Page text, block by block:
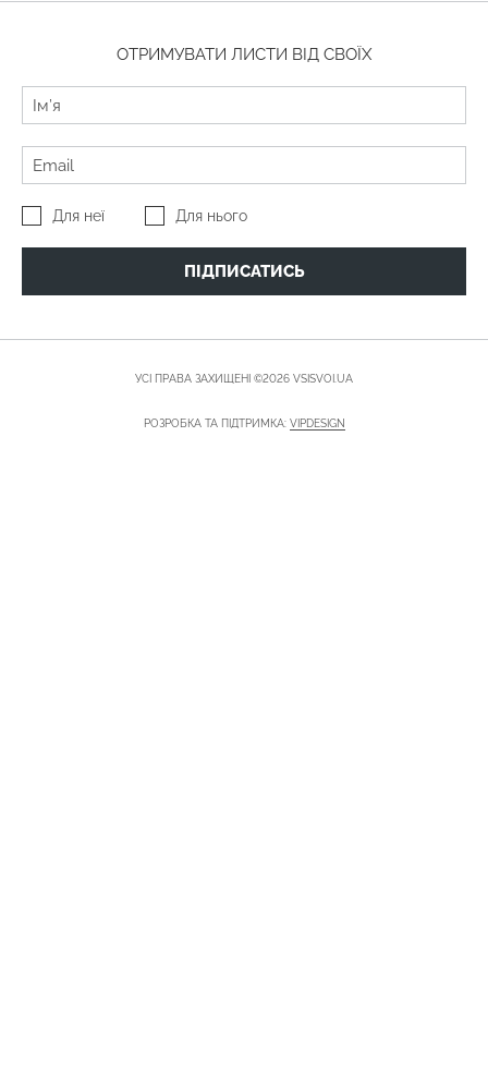
ОТРИМУВАТИ ЛИСТИ ВІД СВОЇХ
Для неї Для нього
ПІДПИСАТИСЬ
УСІ ПРАВА ЗАХИЩЕНІ ©2026 VSISVOI.UA
РОЗРОБКА ТА ПІДТРИМКА: VIPDESIGN